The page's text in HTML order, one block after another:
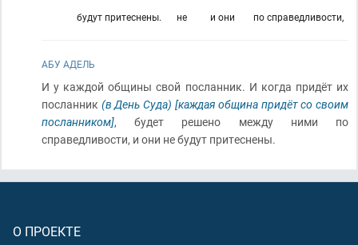
по справедливости,
и они
не
будут притеснены.
АБУ АДЕЛЬ
И у каждой общины свой посланник. И когда придёт их
посланник (в День Суда) [каждая община придёт со своим
посланником], будет решено между ними по
справедливости, и они не будут притеснены.
О ПРОЕКТЕ